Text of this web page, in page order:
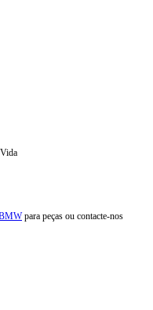
para peças ou contacte-nos